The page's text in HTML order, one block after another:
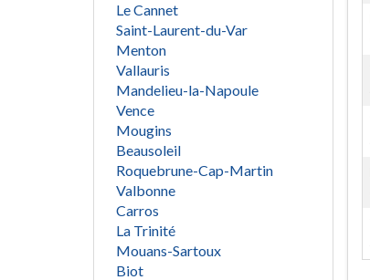
Le Cannet
Saint-Laurent-du-Var
Menton
Vallauris
Mandelieu-la-Napoule
Vence
Mougins
Beausoleil
Roquebrune-Cap-Martin
Valbonne
Carros
La Trinité
Mouans-Sartoux
Biot